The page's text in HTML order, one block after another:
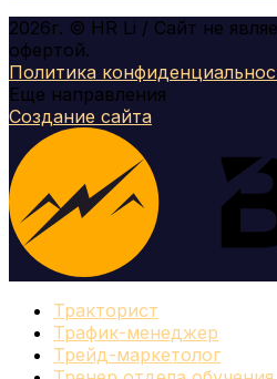
2026г. © HR Li / Сайт не
офертой.
Политика
Еще направления
Создание сайта
Тракторист
Трафик-менеджер
Трейд-маркетолог